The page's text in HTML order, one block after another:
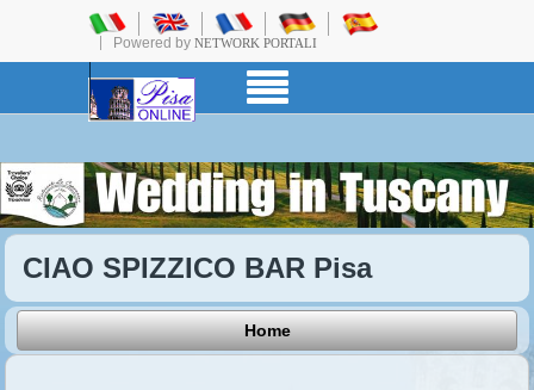
Powered by NETWORK PORTALI
CIAO SPIZZICO BAR Pisa
Home